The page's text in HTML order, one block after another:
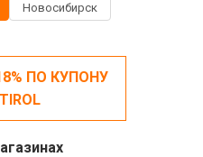
Новосибирск
ПО КУПОНУ
TIROL